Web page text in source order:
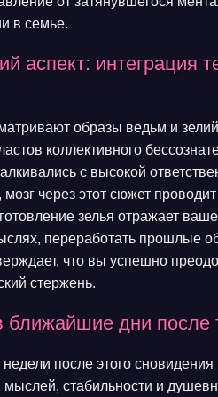
в семье.
аспект: интеграция
образы ведьм и
коллективного
с высокой
через этот сюжет
зелья отражает
переработать прошлые
что вы успешно
стержень.
ближайшие дни после
после этого
мыслей, стабильности и